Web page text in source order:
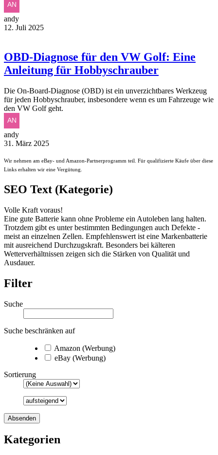
andy
12. Juli 2025
OBD-Diagnose für den VW Golf: Eine
Anleitung für Hobbyschrauber
Die On-Board-Diagnose (OBD) ist ein unverzichtbares Werkzeug
für jeden Hobbyschrauber, insbesondere wenn es um Fahrzeuge wie
den VW Golf geht.
andy
31. März 2025
Wir nehmen am eBay- und Amazon-Partnerprogramm teil. Für qualifizierte Käufe über diese
Links erhalten wir eine Vergütung.
SEO Text (Kategorie)
Volle Kraft voraus!
Eine gute Batterie kann ohne Probleme ein Autoleben lang halten.
Trotzdem gibt es unter bestimmten Bedingungen auch Defekte -
meist an einzelnen Zellen. Empfehlenswert ist eine Markenbatterie
mit ausreichend Durchzugskraft. Besonders bei kälteren
Wetterverhältnissen zeigen sich die Stärken von Qualität und
Ausdauer.
Filter
Suche
Suche beschränken auf
Amazon (Werbung)
eBay (Werbung)
Sortierung
Kategorien